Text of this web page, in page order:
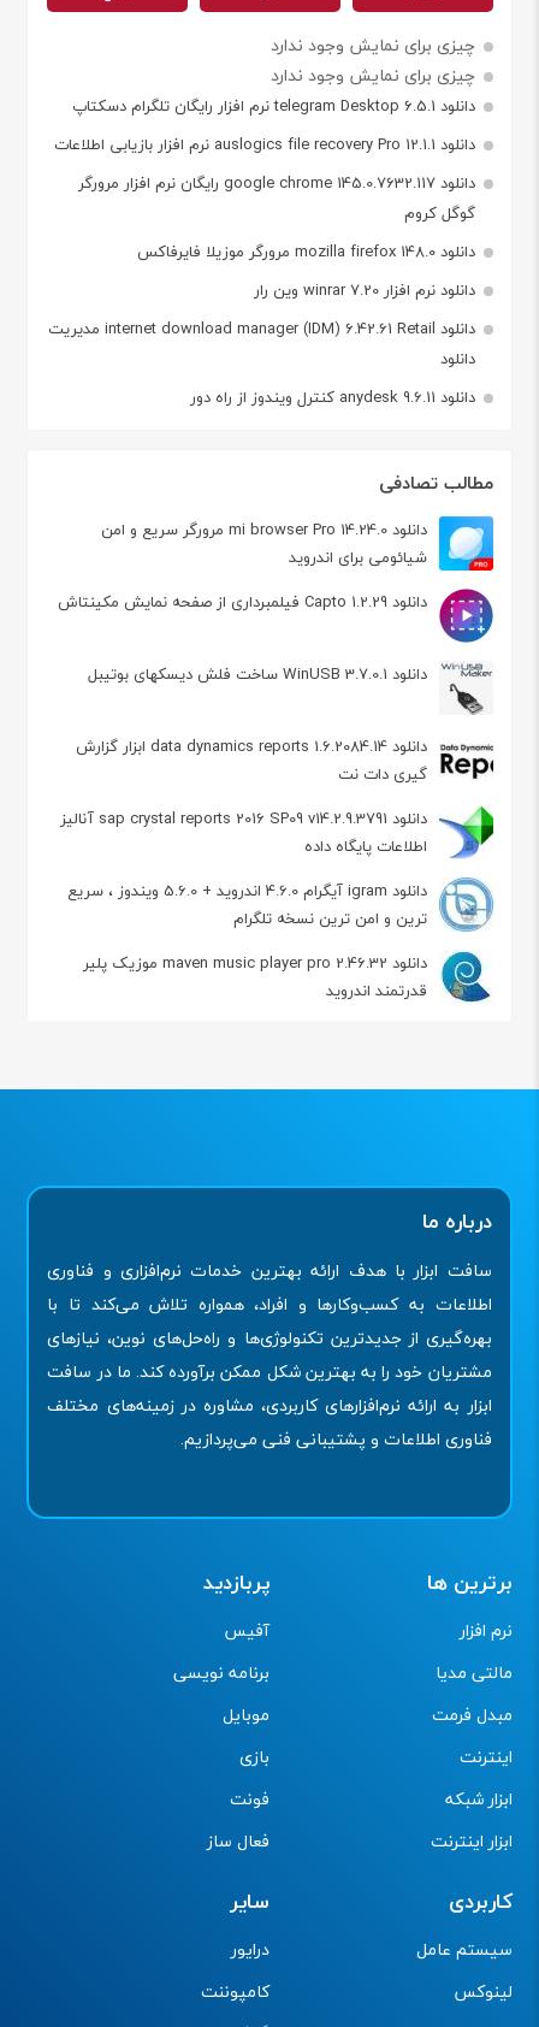
چیزی برای نمایش وجود ندارد
چیزی برای نمایش وجود ندارد
دانلود telegram Desktop 6.5.1 نرم افزار رایگان تلگرام دسکتاپ
دانلود auslogics file recovery Pro 12.1.1 نرم افزار بازیابی اطلاعات
دانلود google chrome 145.0.7632.117 رایگان نرم افزار مرورگر
گوگل کروم
دانلود mozilla firefox 148.0 مرورگر موزیلا فایرفاکس
دانلود نرم افزار winrar 7.20 وین رار
دانلود internet download manager (IDM) 6.42.61 Retail مدیریت
دانلود
دانلود anydesk 9.6.11 کنترل ویندوز از راه دور
مطالب تصادفی
دانلود mi browser Pro 14.24.0 مرورگر سریع و امن
شیائومی برای اندروید
دانلود Capto 1.2.29 فیلمبرداری از صفحه نمایش مکینتاش
دانلود WinUSB 3.7.0.1 ساخت فلش دیسکهای بوتیبل
دانلود data dynamics reports 1.6.2084.14 ابزار گزارش
گیری دات نت
دانلود sap crystal reports 2016 SP09 v14.2.9.3791 آنالیز
اطلاعات پایگاه داده
دانلود igram آیگرام 4.6.0 اندروید + 5.6.0 ویندوز ، سریع
ترین و امن ترین نسخه تلگرام
دانلود maven music player pro 2.46.32 موزیک پلیر
قدرتمند اندروید
درباره ما
سافت ابزار با هدف ارائه بهترین خدمات نرم‌افزاری و فناوری
اطلاعات به کسب‌وکارها و افراد، همواره تلاش می‌کند تا با
بهره‌گیری از جدیدترین تکنولوژی‌ها و راه‌حل‌های نوین، نیازهای
مشتریان خود را به بهترین شکل ممکن برآورده کند. ما در سافت
ابزار به ارائه نرم‌افزارهای کاربردی، مشاوره در زمینه‌های مختلف
فناوری اطلاعات و پشتیبانی فنی می‌پردازیم.
برترین ها
نرم افزار
مالتی مدیا
مبدل فرمت
اینترنت
ابزار شبکه
ابزار اینترنت
پربازدید
آفیس
برنامه نویسی
موبایل
بازی
فونت
فعال ساز
کاربردی
سیستم عامل
لینوکس
سایر
درایور
کامپوننت